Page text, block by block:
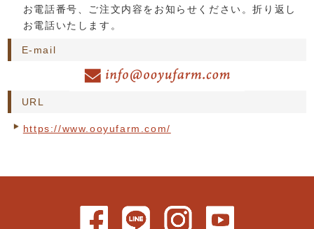
お電話番号、ご注文内容をお知らせください。折り返し
お電話いたします。
E-mail
URL
https://www.ooyufarm.com/